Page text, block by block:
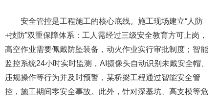
安全管控是工程施工的核心底线。施工现场建立“人防
+技防”双重保障体系：工人需经过三级安全教育方可上岗，
高空作业需要佩戴防坠装备，动火作业实行审批制度；智能
监控系统24小时实时监测，AI摄像头自动识别未戴安全帽、
违规操作等行为并及时预警，某桥梁工程通过智能安全管
控，施工期间零安全事故。此外，针对深基坑、高支模等危